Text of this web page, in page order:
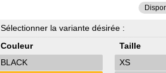
Sélectionner la variante désirée :
Couleur
BLACK
Taille
XS